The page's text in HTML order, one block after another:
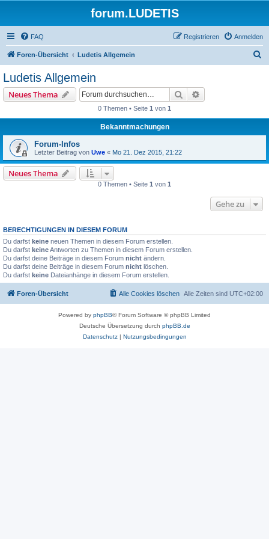
forum.LUDETIS
FAQ Anmelden
Registrieren
Foren-Übersicht Ludetis Allgemein
Ludetis Allgemein
Neues Thema Suche
0 Themen • Seite 1 von 1
Bekanntmachungen
Forum-Infos
Letzter Beitrag von Uwe « Mo 21. Dez 2015, 21:22
Neues Thema
0 Themen • Seite 1 von 1
Gehe zu
BERECHTIGUNGEN IN DIESEM FORUM
Du darfst keine neuen Themen in diesem Forum erstellen.
Du darfst keineAntworten zu Themen in diesem Forum erstellen.
Du darfst deine Beiträge in diesem Forum nicht ändern.
Du darfst deine Beiträge in diesem Forum nicht löschen.
Du darfst keine Dateianhänge in diesem Forum erstellen.
Foren-Übersicht Alle Zeiten sind UTC+02:00
Alle Cookies löschen
Powered by phpBB® Forum Software © phpBB Limited
Deutsche Übersetzung durch phpBB.de
Datenschutz| Nutzungsbedingungen